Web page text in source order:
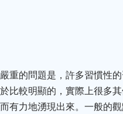
重的問題是，許多習慣性
比較明顯的，實際上很多
有力地湧現出來。一般的